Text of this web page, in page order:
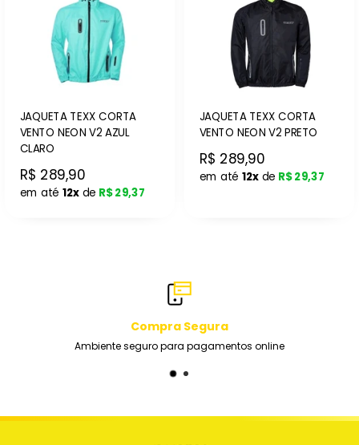
JAQUETA TEXX CORTA
VENTO NEON V2 AZUL
CLARO
R$ 289,90
em até 12xde R$ 29,37
JAQUETA TEXX CORTA
VENTO NEON V2 PRETO
R$ 289,90
em até 12xde R$ 29,37
Compra Segura
Ambiente seguro para pagamentos online